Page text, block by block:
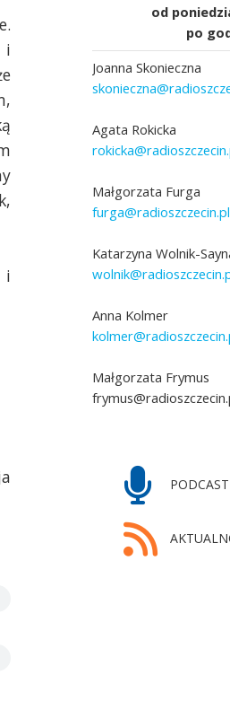
i
i
od
po
Joanna Skonieczna
Agata Rokicka
Małgorzata Furga
furga@radioszczecin.pl
Katarzyna Wolnik-
Anna Kolmer
Małgorzata Frymus